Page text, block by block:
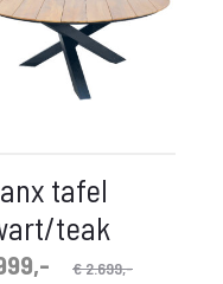
tafel
teak
€2.699,-